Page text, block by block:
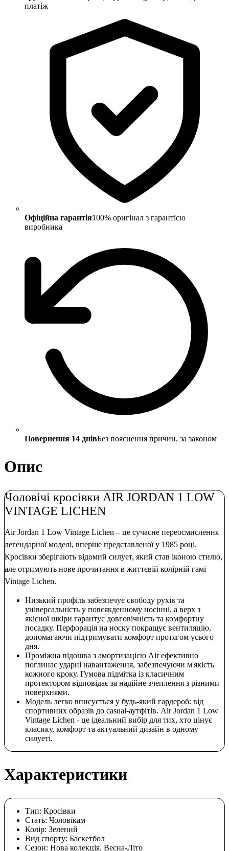
платіж
Офіційна гарантія100% оригінал з гарантією
виробника
Повернення 14 днівБез пояснення причин, за законом
Опис
Чоловічі кросівки AIR JORDAN 1 LOW
VINTAGE LICHEN
Air Jordan 1 Low Vintage Lichen – це сучасне переосмислення
легендарної моделі, вперше представленої у 1985 році.
Кросівки зберігають відомий силует, який став іконою стилю,
але отримують нове прочитання в життєвій колірній гамі
Vintage Lichen.
Низький профіль забезпечує свободу рухів та
універсальність у повсякденному носінні, а верх з
якісної шкіри гарантує довговічність та комфортну
посадку. Перфорація на носку покращує вентиляцію,
допомагаючи підтримувати комфорт протягом усього
дня.
Проміжна підошва з амортизацією Air ефективно
поглинає ударні навантаження, забезпечуючи м'якість
кожного кроку. Гумова підмітка із класичним
протектором відповідає за надійне зчеплення з різними
поверхнями.
Модель легко вписується у будь-який гардероб: від
спортивних образів до casual-аутфітів. Air Jordan 1 Low
Vintage Lichen - це ідеальний вибір для тих, хто цінує
класику, комфорт та актуальний дизайн в одному
силуеті.
Характеристики
Тип: Кросівки
Стать: Чоловікам
Колір: Зелений
Вид спорту: Баскетбол
Сезон: Нова колекція, Весна-Літо